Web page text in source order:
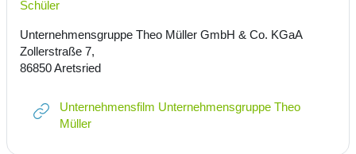
Schüler
Unternehmensgruppe Theo Müller GmbH & Co. KGaA
Zollerstraße 7,
86850 Aretsried
Unternehmensfilm Unternehmensgruppe Theo
MüllerLink/URL